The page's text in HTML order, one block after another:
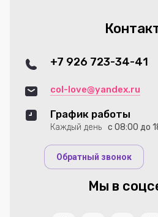
+7 926 723-34-41
col-love@yandex.ru
График работы
Каждый день с 08:00 до
Обратный звонок
Мы в